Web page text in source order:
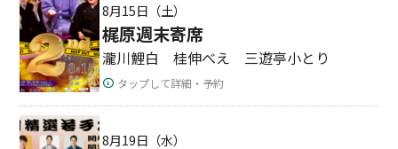
8月15日（土）
梶原週末寄席
瀧川鯉白 桂伸べえ 三遊亭小とり
タップして詳細・予約
8月19日（水）